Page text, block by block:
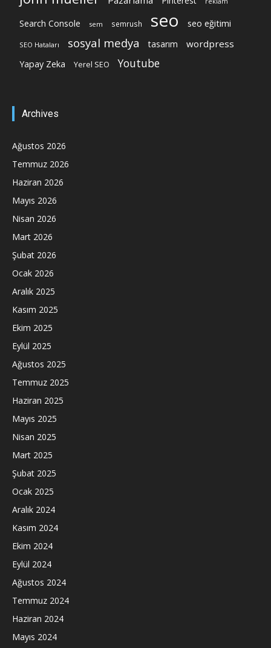
Search Console sem semrush seo seo eğitimi
SEO Hataları sosyal medya tasarım wordpress
Yapay Zeka Yerel SEO Youtube
Archives
Ağustos 2026
Temmuz 2026
Haziran 2026
Mayıs 2026
Nisan 2026
Mart 2026
Şubat 2026
Ocak 2026
Aralık 2025
Kasım 2025
Ekim 2025
Eylül 2025
Ağustos 2025
Temmuz 2025
Haziran 2025
Mayıs 2025
Nisan 2025
Mart 2025
Şubat 2025
Ocak 2025
Aralık 2024
Kasım 2024
Ekim 2024
Eylül 2024
Ağustos 2024
Temmuz 2024
Haziran 2024
Mayıs 2024